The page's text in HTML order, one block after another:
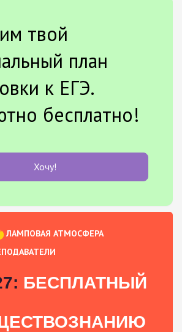
твой
план
к ЕГЭ.
бесплатно!
Хочу!
ЛАМПОВАЯ АТМОСФЕРА
БЕСПЛАТНЫЙ